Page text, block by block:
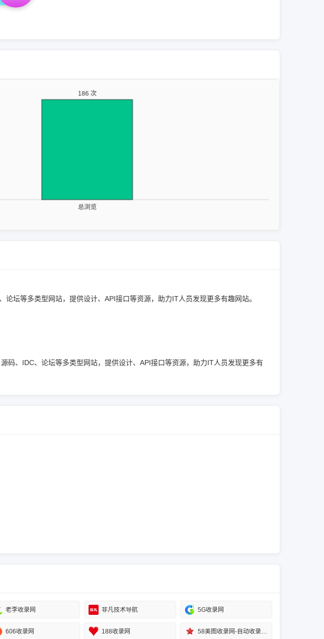
坛等多类型网站，提供设计、API接口等资源，助力IT人员发现更多有趣网站。
码、IDC、论坛等多类型网站，提供设计、API接口等资源，助力IT人员发现更多有
老李收录网 非凡技术导航 5G收录网
606收录网 188收录网